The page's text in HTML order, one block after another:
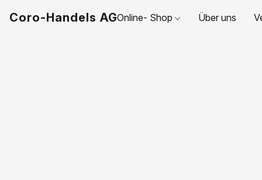
Coro-Handels AGOnline- Shop Über uns